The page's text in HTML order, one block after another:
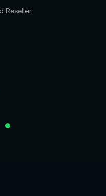
Reseller